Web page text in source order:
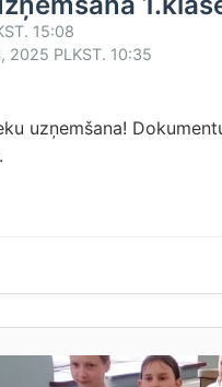
15:08
2025 PLKST. 10:35
uzņemšana!